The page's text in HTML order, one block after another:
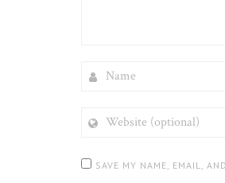
(OPTIONAL)
SAVE MY NAME, EMAIL,